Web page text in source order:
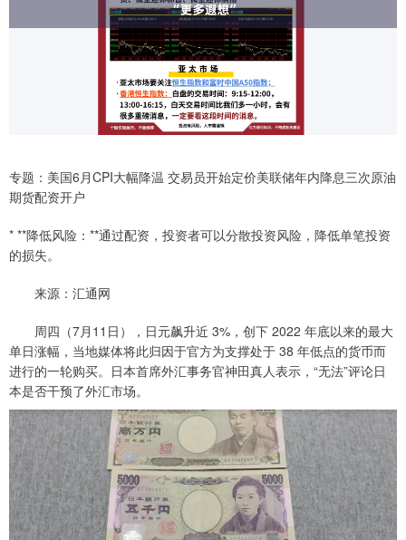
专题：美国6月CPI大幅降温 交易员开始定价美联储年内降息三次原油
期货配资开户
* **降低风险：**通过配资，投资者可以分散投资风险，降低单笔投资
的损失。
来源：汇通网
周四（7月11日），日元飙升近 3%，创下 2022 年底以来的最大
单日涨幅，当地媒体将此归因于官方为支撑处于 38 年低点的货币而
进行的一轮购买。日本首席外汇事务官神田真人表示，“无法”评论日
本是否干预了外汇市场。